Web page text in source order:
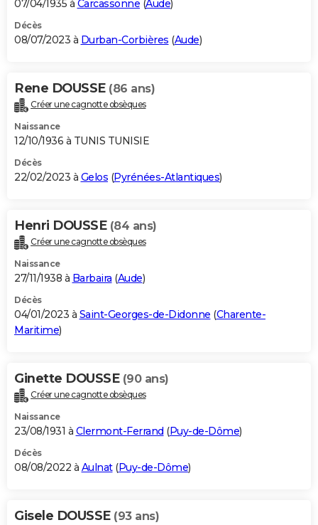
07/04/1935 à Carcassonne (Aude)
Décès
08/07/2023 à Durban-Corbières (Aude)
Rene DOUSSE (86 ans)
Créer une cagnotte obsèques
Naissance
12/10/1936 à TUNIS TUNISIE
Décès
22/02/2023 à Gelos (Pyrénées-Atlantiques)
Henri DOUSSE (84 ans)
Créer une cagnotte obsèques
Naissance
27/11/1938 à Barbaira (Aude)
Décès
04/01/2023 à Saint-Georges-de-Didonne (Charente-
Maritime)
Ginette DOUSSE (90 ans)
Créer une cagnotte obsèques
Naissance
23/08/1931 à Clermont-Ferrand (Puy-de-Dôme)
Décès
08/08/2022 à Aulnat(Puy-de-Dôme)
Gisele DOUSSE (93 ans)